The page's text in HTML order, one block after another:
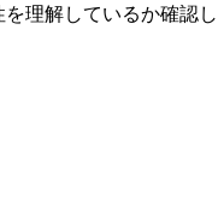
理解しているか確認し